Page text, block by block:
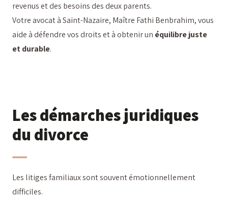
revenus et des besoins des deux parents.
Votre avocat à Saint-Nazaire, Maître Fathi Benbrahim, vous
aide à défendre vos droits et à obtenir un équilibre juste
et durable.
Les démarches juridiques
du divorce
Les litiges familiaux sont souvent émotionnellement
difficiles.